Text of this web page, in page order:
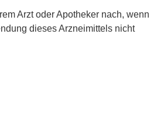
Arzt oder Apotheker nach, wenn
dieses Arzneimittels nicht